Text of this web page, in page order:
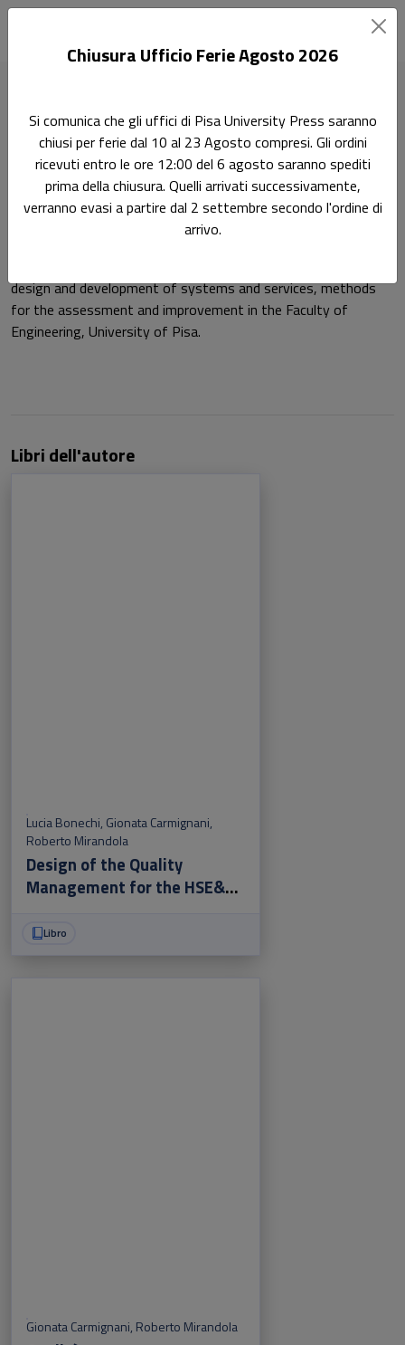
Roberto Mirandola
Pagina di Roberto Mirandola
design and development of systems and services, methods
for the assessment and improvement in the Faculty of
Engineering, University of Pisa.
Libri dell'autore
Lucia Bonechi, Gionata Carmignani,
Roberto Mirandola
Design of the Quality
Management for the HSE&Q
Libro
Gionata Carmignani, Roberto Mirandola
Chiusura Ufficio Ferie Agosto 2026
Si comunica che gli uffici di Pisa University Press saranno
chiusi per ferie dal 10 al 23 Agosto compresi. Gli ordini
ricevuti entro le ore 12:00 del 6 agosto saranno spediti
prima della chiusura. Quelli arrivati successivamente,
verranno evasi a partire dal 2 settembre secondo l'ordine di
arrivo.